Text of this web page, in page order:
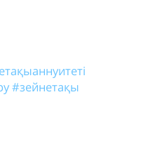
#зейнетақы